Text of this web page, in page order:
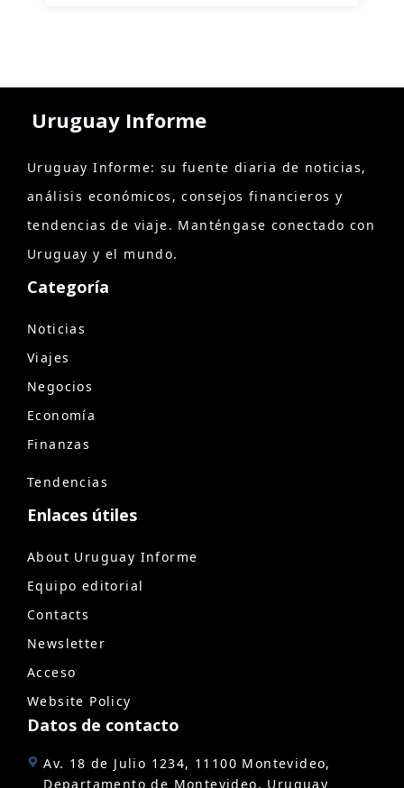
Uruguay Informe
Uruguay Informe: su fuente diaria de noticias,
análisis económicos, consejos financieros y
tendencias de viaje. Manténgase conectado con
Uruguay y el mundo.
Categoría
Noticias
Viajes
Negocios
Economía
Finanzas
Tendencias
Enlaces útiles
About Uruguay Informe
Equipo editorial
Contacts
Newsletter
Acceso
Website Policy
Datos de contacto
Av. 18 de Julio 1234, 11100 Montevideo,
Departamento de Montevideo, Uruguay